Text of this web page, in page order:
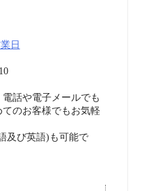
日
話や電子メールでも
のお客様でもお気軽
及び英語)も可能で